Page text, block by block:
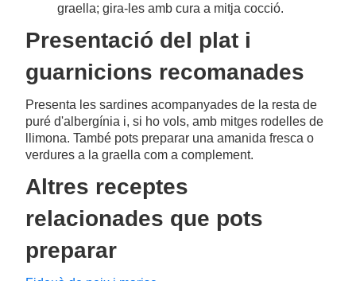
graella; gira-les amb cura a mitja cocció.
Presentació del plat i
guarnicions recomanades
Presenta les sardines acompanyades de la resta de
puré d'albergínia i, si ho vols, amb mitges rodelles de
llimona. També pots preparar una amanida fresca o
verdures a la graella com a complement.
Altres receptes
relacionades que pots
preparar